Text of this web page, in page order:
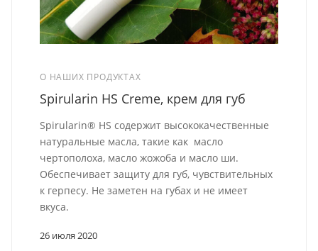
О НАШИХ ПРОДУКТАХ
26 июля 2020
Spirularin HS Creme, крем для губ
Spirularin® HS содержит высококачественные
натуральные масла, такие как масло
чертополоха, масло жожоба и масло ши.
Обеспечивает защиту для губ, чувствительных
к герпесу. Не заметен на губах и не имеет
вкуса.